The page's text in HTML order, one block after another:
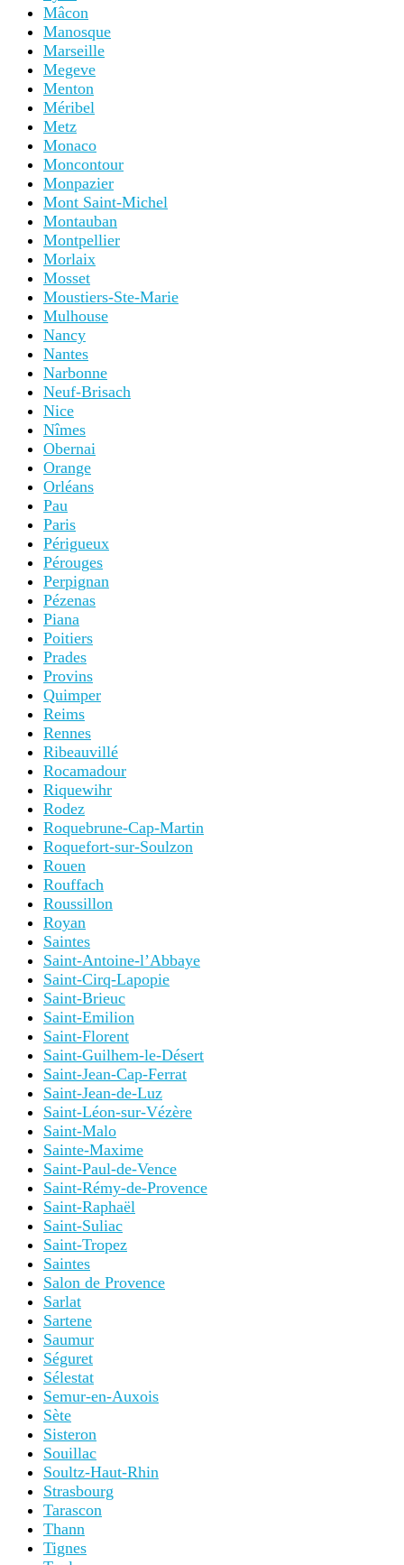
Mâcon
Manosque
Marseille
Megeve
Menton
Méribel
Metz
Monaco
Moncontour
Monpazier
Mont Saint-Michel
Montauban
Montpellier
Morlaix
Mosset
Moustiers-Ste-Marie
Mulhouse
Nancy
Nantes
Narbonne
Neuf-Brisach
Nice
Nîmes
Obernai
Orange
Orléans
Pau
Paris
Périgueux
Pérouges
Perpignan
Pézenas
Piana
Poitiers
Prades
Provins
Quimper
Reims
Rennes
Ribeauvillé
Rocamadour
Riquewihr
Rodez
Roquebrune-Cap-Martin
Roquefort-sur-Soulzon
Rouen
Rouffach
Roussillon
Royan
Saintes
Saint-Antoine-l’Abbaye
Saint-Cirq-Lapopie
Saint-Brieuc
Saint-Emilion
Saint-Florent
Saint-Guilhem-le-Désert
Saint-Jean-Cap-Ferrat
Saint-Jean-de-Luz
Saint-Léon-sur-Vézère
Saint-Malo
Sainte-Maxime
Saint-Paul-de-Vence
Saint-Rémy-de-Provence
Saint-Raphaël
Saint-Suliac
Saint-Tropez
Saintes
Salon de Provence
Sarlat
Sartene
Saumur
Séguret
Sélestat
Semur-en-Auxois
Sète
Sisteron
Souillac
Soultz-Haut-Rhin
Strasbourg
Tarascon
Thann
Tignes